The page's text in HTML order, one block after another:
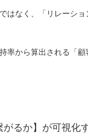
はなく、「リレーシ
率から算出される「
るか】が可視化